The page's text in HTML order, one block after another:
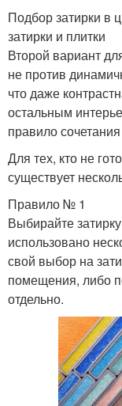
Подбор затирки в
затирки и плитки
Второй вариант
не против
что даже
остальным
правило
Для тех, кто не
существует
Правило № 1
Выбирайте
использовано
свой выбор на
помещения, либо
отдельно.